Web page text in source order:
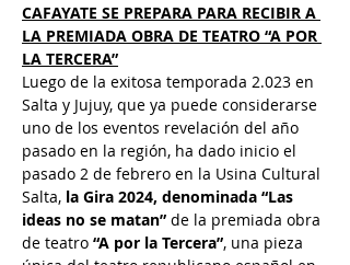
CAFAYATE SE PREPARA PARA RECIBIR A
LA PREMIADA OBRA DE TEATRO “A POR
LA TERCERA”
Luego de la exitosa temporada 2.023 en
Salta y Jujuy, que ya puede considerarse
uno de los eventos revelación del año
pasado en la región, ha dado inicio el
pasado 2 de febrero en la Usina Cultural
Salta, la Gira 2024, denominada “Las
ideas no se matan” de la premiada obra
de teatro “A por la Tercera”, una pieza